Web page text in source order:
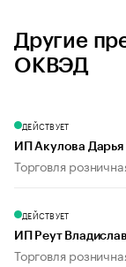
Другие
ОКВЭД
ДЕЙСТВУЕТ
ИП Акулова
Торговля
ДЕЙСТВУЕТ
ИП Реут
Торговля